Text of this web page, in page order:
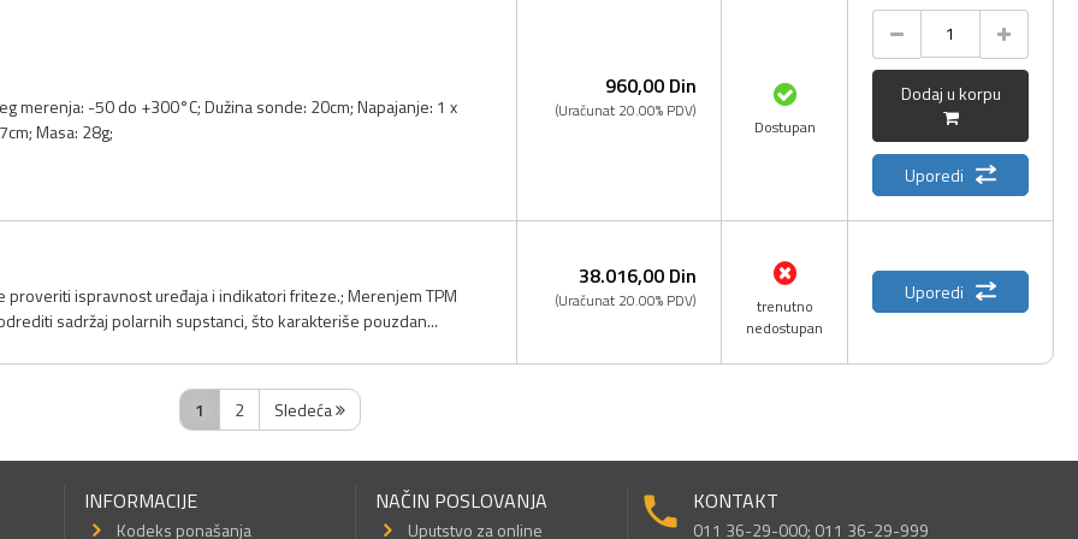
merenja: -50 do +300°C; Dužina sonde: 20cm; Napajanje: 1 x
Masa: 28g;
960,00 Din
(Uračunat 20.00% PDV)
Dostupan
Dodaj u korpu
Uporedi
proveriti ispravnost uređaja i indikatori friteze.; Merenjem TPM
sadržaj polarnih supstanci, što karakteriše pouzdan...
38.016,00 Din
(Uračunat 20.00% PDV)
trenutno
nedostupan
Uporedi
1 2 Sledeća
INFORMACIJE
Kodeks ponašanja
NAČIN POSLOVANJA
Uputstvo za online
KONTAKT
011 36-29-000; 011 36-29-999